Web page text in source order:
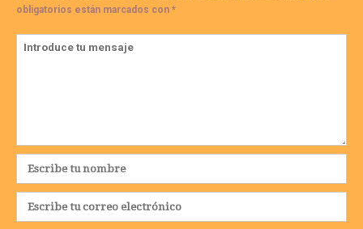
entrada
obligatorios están marcados con *
Comentario
Nombre
*
Correo
electrónico